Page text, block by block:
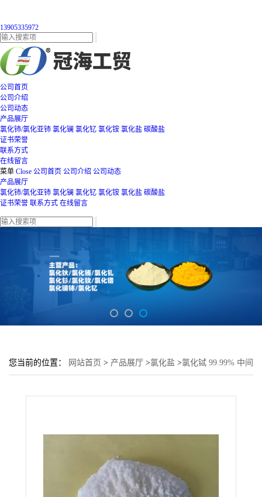
13905335972
公司首页
公司介绍
公司动态
产品展厅
氯化铈/氯化亚铈 氯化镧 氯化钇 氯化铵 氯化盐 碳酸盐
证书荣誉
联系方式
在线留言
菜单 Close 公司首页 公司介绍 公司动态
产品展厅
氯化铈/氯化亚铈 氯化镧 氯化钇 氯化铵 氯化盐 碳酸盐
证书荣誉 联系方式 在线留言
您当前的位置： 网站首页 > 产品展厅 >氯化盐 >氯化铽 99.99% 中间